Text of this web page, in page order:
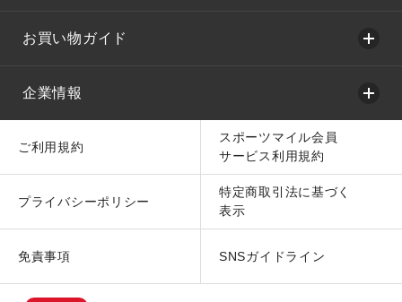
お買い物ガイド
企業情報
ご利用規約
スポーツマイル会員
サービス利用規約
プライバシーポリシー
特定商取引法に基づく
表示
免責事項 SNSガイドライン